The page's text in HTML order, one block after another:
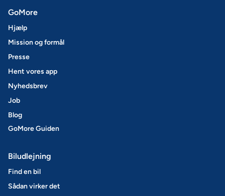
GoMore
Hjælp
Mission og formål
Presse
Hent vores app
Nyhedsbrev
Job
Blog
GoMore Guiden
Biludlejning
Find en bil
Sådan virker det